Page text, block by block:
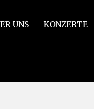
UNS KONZERTE
Kreuze, Hob. XX:2